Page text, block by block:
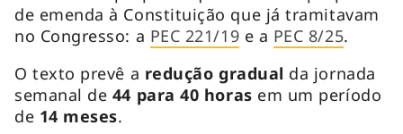
de emenda à Constituição que já tramitavam
no Congresso: a PEC 221/19 e a PEC 8/25.
O texto prevê a redução gradual da jornada
semanal de 44 para 40 horas em um período
de 14 meses.